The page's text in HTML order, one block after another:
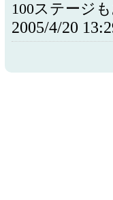
100ステージ
2005/4/20